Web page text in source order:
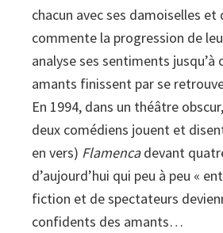
chacun avec ses damoiselles et
commente la progression de
analyse ses sentiments jusqu’à
amants finissent par se
En 1994, dans un théâtre
deux comédiens jouent et
en vers) Flamencadevant
d’aujourd’hui qui peu à peu «
fiction et de spectateurs
confidents des amants…